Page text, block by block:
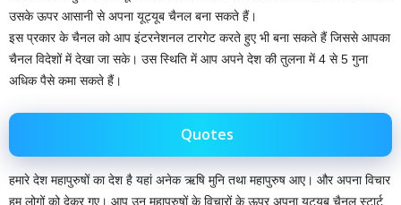
उसके ऊपर आसानी से अपना यूट्यूब चैनल बना सकते हैं।
इस प्रकार के चैनल को आप इंटरनेशनल टारगेट करते हुए भी बना सकते हैं जिससे आपका
चैनल विदेशों में देखा जा सके। उस स्थिति में आप अपने देश की तुलना में 4 से 5 गुना
अधिक पैसे कमा सकते हैं।
Quotes
हमारे देश महापुरुषों का देश है यहां अनेक ऋषि मुनि तथा महापुरुष आए। और अपना विचार
हम लोगों को देकर गए। आप उन महापुरुषों के विचारों के ऊपर अपना यूट्यूब चैनल स्टार्ट